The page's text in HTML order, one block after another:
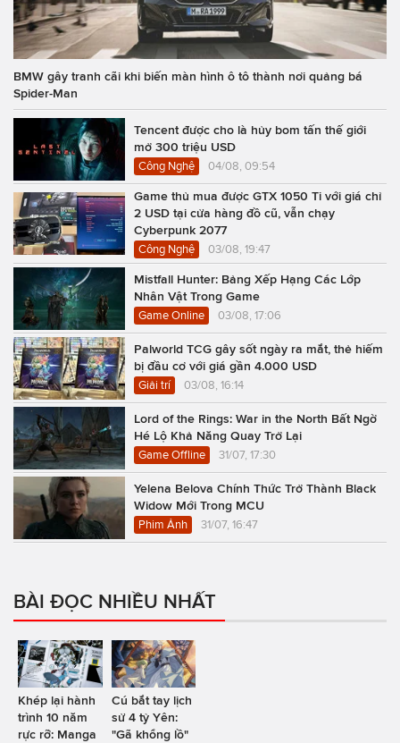
BMW gây tranh cãi khi biến màn hình ô tô thành nơi quảng bá
Spider-Man
Tencent được cho là hủy bom tấn thế giới
mở 300 triệu USD
Công Nghệ 04/08, 09:54
Game thủ mua được GTX 1050 Ti với giá chỉ
2 USD tại cửa hàng đồ cũ, vẫn chạy
Cyberpunk 2077
Công Nghệ 03/08, 19:47
Mistfall Hunter: Bảng Xếp Hạng Các Lớp
Nhân Vật Trong Game
Game Online 03/08, 17:06
Palworld TCG gây sốt ngày ra mắt, thẻ hiếm
bị đầu cơ với giá gần 4.000 USD
Giải trí 03/08, 16:14
Lord of the Rings: War in the North Bất Ngờ
Hé Lộ Khả Năng Quay Trở Lại
Game Offline 31/07, 17:30
Yelena Belova Chính Thức Trở Thành Black
Widow Mới Trong MCU
Phim Ảnh 31/07, 16:47
BÀI ĐỌC NHIỀU NHẤT
Khép lại hành
trình 10 năm
rực rỡ: Manga
Cú bắt tay lịch
sử 4 tỷ Yên:
"Gã khổng lồ"